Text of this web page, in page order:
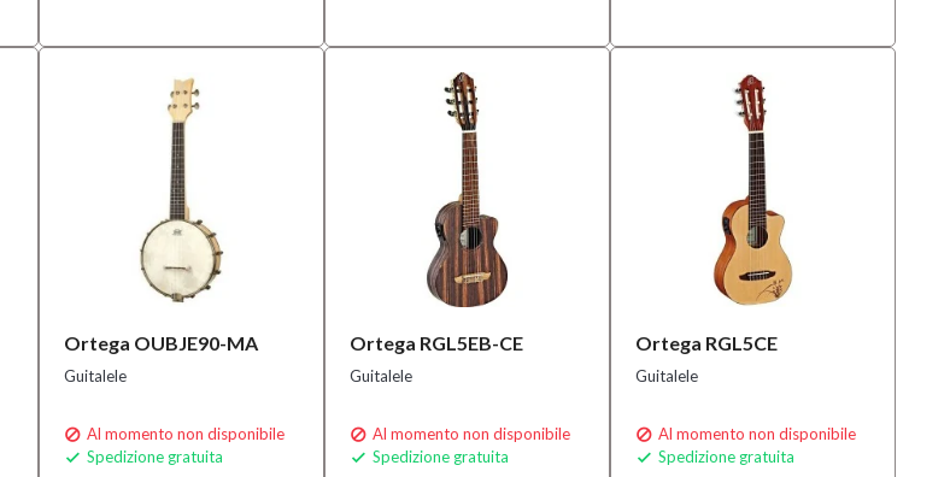
Ortega OUBJE90-MA
Guitalele
 Al momento non disponibile
 Spedizione gratuita
Ortega RGL5EB-CE
Guitalele
 Al momento non disponibile
 Spedizione gratuita
Ortega RGL5CE
Guitalele
 Al momento non disponibile
 Spedizione gratuita